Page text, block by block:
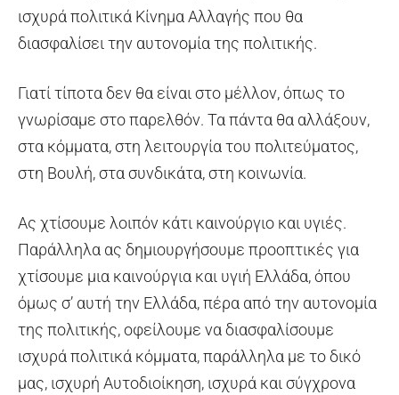
ισχυρά πολιτικά Κίνημα Αλλαγής που θα
διασφαλίσει την αυτονομία της πολιτικής.
Γιατί τίποτα δεν θα είναι στο μέλλον, όπως το
γνωρίσαμε στο παρελθόν. Τα πάντα θα αλλάξουν,
στα κόμματα, στη λειτουργία του πολιτεύματος,
στη Βουλή, στα συνδικάτα, στη κοινωνία.
Ας χτίσουμε λοιπόν κάτι καινούργιο και υγιές.
Παράλληλα ας δημιουργήσουμε προοπτικές για
χτίσουμε μια καινούργια και υγιή Ελλάδα, όπου
όμως σ’ αυτή την Ελλάδα, πέρα από την αυτονομία
της πολιτικής, οφείλουμε να διασφαλίσουμε
ισχυρά πολιτικά κόμματα, παράλληλα με το δικό
μας, ισχυρή Αυτοδιοίκηση, ισχυρά και σύγχρονα